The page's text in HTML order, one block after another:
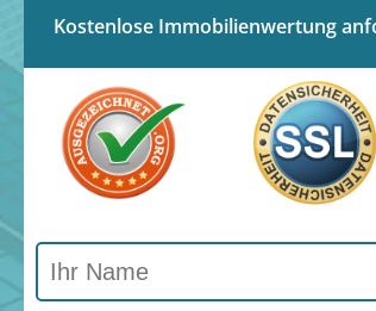
Kostenlose Immobilienwertung